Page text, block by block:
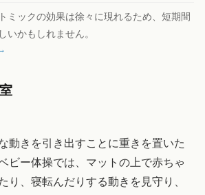
ミックの効果は徐々に現れるため、短期間
いかもしれません。
動きを引き出すことに重きを置いた
ビー体操では、マットの上で赤ちゃ
り、寝転んだりする動きを見守り、